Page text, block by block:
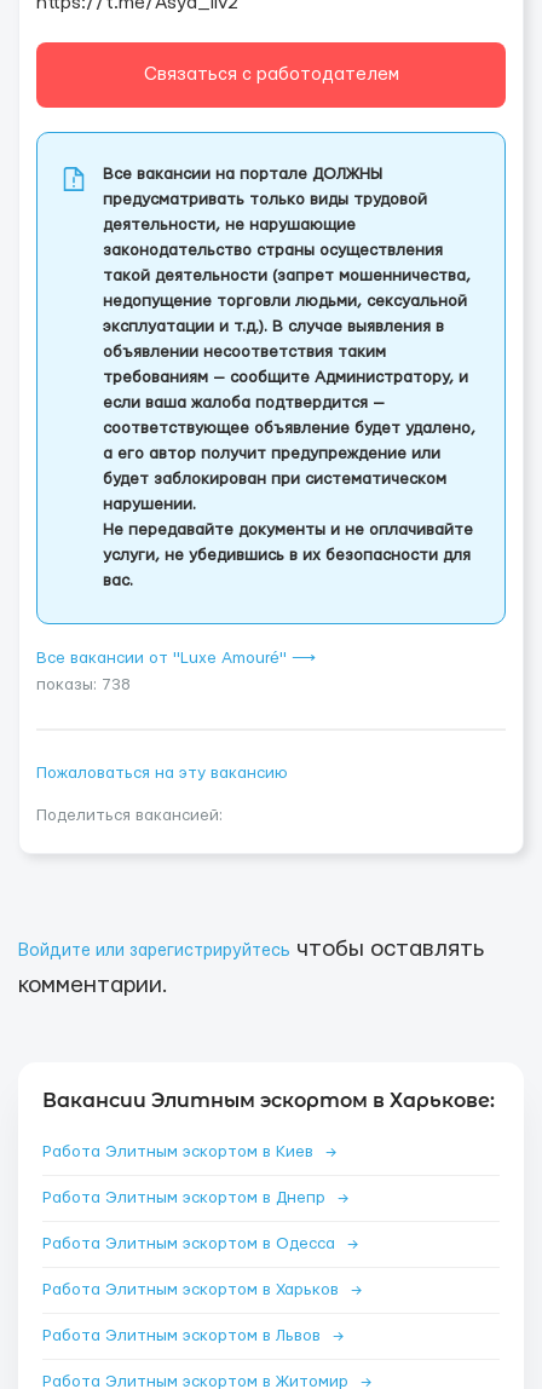
Связаться с работодателем
Все вакансии на портале ДОЛЖНЫ
предусматривать только виды трудовой
деятельности, не нарушающие
законодательство страны осуществления
такой деятельности (запрет мошенничества,
недопущение торговли людьми, сексуальной
эксплуатации и т.д.). В случае выявления в
объявлении несоответствия таким
требованиям — сообщите Администратору, и
если ваша жалоба подтвердится —
соответствующее объявление будет удалено,
а его автор получит предупреждение или
будет заблокирован при систематическом
нарушении.
Не передавайте документы и не оплачивайте
услуги, не убедившись в их безопасности для
вас.
Все вакансии от "Luxe Amouré" ⟶
показы: 738
Пожаловаться на эту вакансию
Поделиться вакансией:
Войдите или зарегистрируйтесь чтобы оставлять
комментарии.
Вакансии Элитным эскортом в Харькове:
Работа Элитным эскортом в Киев →
Работа Элитным эскортом в Днепр →
Работа Элитным эскортом в Одесса →
Работа Элитным эскортом в Харьков →
Работа Элитным эскортом в Львов →
Работа Элитным эскортом в Житомир →